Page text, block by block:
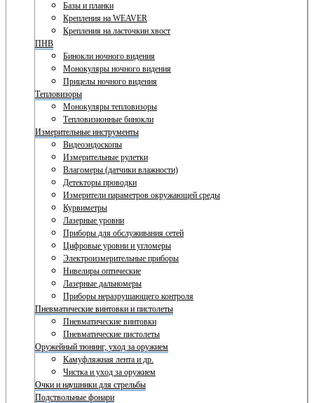
Базы и планки
Крепления на WEAVER
Крепления на ласточкин хвост
ПНВ
Бинокли ночного видения
Монокуляры ночного видения
Прицелы ночного видения
Тепловизоры
Монокуляры тепловизоры
Тепловизионные бинокли
Измерительные инструменты
Видеоэндоскопы
Измерительные рулетки
Влагомеры (датчики влажности)
Детекторы проводки
Измерители параметров окружающей среды
Курвиметры
Лазерные уровни
Приборы для обслуживания сетей
Цифровые уровни и угломеры
Электроизмерительные приборы
Нивелиры оптические
Лазерные дальномеры
Приборы неразрушающего контроля
Пневматические винтовки и пистолеты
Пневматические винтовки
Пневматические пистолеты
Оружейный тюнинг, уход за оружием
Камуфляжная лента и др.
Чистка и уход за оружием
Очки и наушники для стрельбы
Подствольные фонари